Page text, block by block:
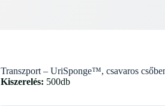
Transzport – UriSponge™, csavaros
Kiszerelés: 500db